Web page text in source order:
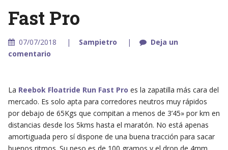
Fast Pro
07/07/2018 Sampietro
Deja un
comentario
La Reebok Floatride Run Fast Pro es la zapatilla más cara del
mercado. Es solo apta para corredores neutros muy rápidos
por debajo de 65Kgs que compitan a menos de 3’45» por km en
distancias desde los 5kms hasta el maratón. No está apenas
amortiguada pero sí dispone de una buena tracción para sacar